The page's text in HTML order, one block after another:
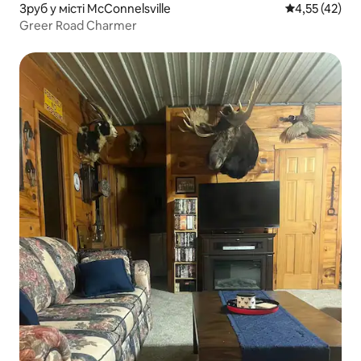
Зруб у місті McConnelsville Середня
4,55 (42)
Greer Road Charmer